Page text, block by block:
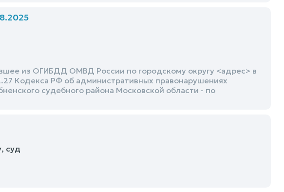
из ОГИБДД ОМВД России по городскому округу <адрес> в
Кодекса РФ об административных правонарушениях
судебного района Московской области - по
суд